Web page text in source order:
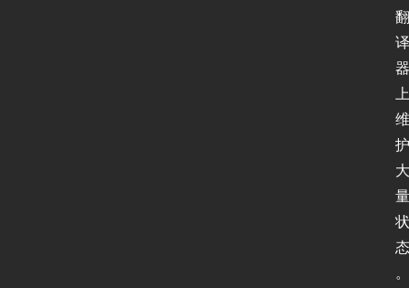
翻
译
器
上
维
护
大
量
状
态
。